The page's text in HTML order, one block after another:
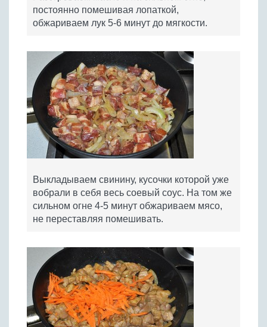
постоянно помешивая лопаткой,
обжариваем лук 5-6 минут до мягкости.
Выкладываем свинину, кусочки которой уже
вобрали в себя весь соевый соус. На том же
сильном огне 4-5 минут обжариваем мясо,
не переставляя помешивать.